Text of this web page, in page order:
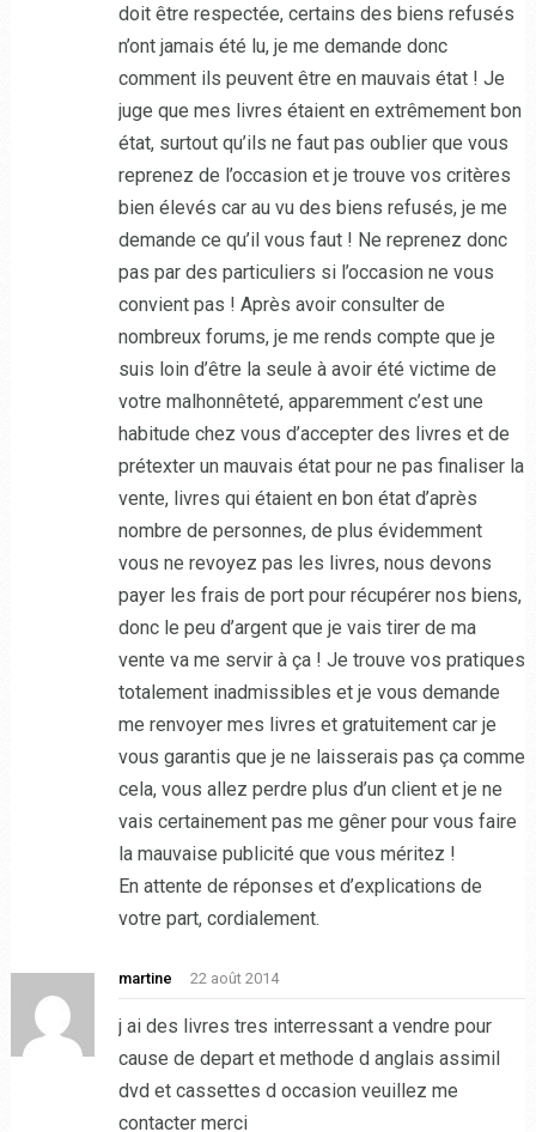
doit être respectée, certains des biens refusés
n’ont jamais été lu, je me demande donc
comment ils peuvent être en mauvais état ! Je
juge que mes livres étaient en extrêmement bon
état, surtout qu’ils ne faut pas oublier que vous
reprenez de l’occasion et je trouve vos critères
bien élevés car au vu des biens refusés, je me
demande ce qu’il vous faut ! Ne reprenez donc
pas par des particuliers si l’occasion ne vous
convient pas ! Après avoir consulter de
nombreux forums, je me rends compte que je
suis loin d’être la seule à avoir été victime de
votre malhonnêteté, apparemment c’est une
habitude chez vous d’accepter des livres et de
prétexter un mauvais état pour ne pas finaliser la
vente, livres qui étaient en bon état d’après
nombre de personnes, de plus évidemment
vous ne revoyez pas les livres, nous devons
payer les frais de port pour récupérer nos biens,
donc le peu d’argent que je vais tirer de ma
vente va me servir à ça ! Je trouve vos pratiques
totalement inadmissibles et je vous demande
me renvoyer mes livres et gratuitement car je
vous garantis que je ne laisserais pas ça comme
cela, vous allez perdre plus d’un client et je ne
vais certainement pas me gêner pour vous faire
la mauvaise publicité que vous méritez !
En attente de réponses et d’explications de
votre part, cordialement.
martine 22 août 2014
j ai des livres tres interressant a vendre pour
cause de depart et methode d anglais assimil
dvd et cassettes d occasion veuillez me
contacter merci